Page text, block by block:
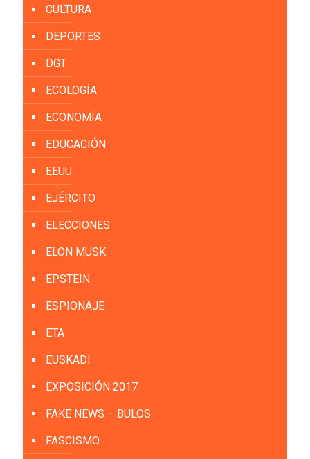
CULTURA
DEPORTES
DGT
ECOLOGÍA
ECONOMÍA
EDUCACIÓN
EEUU
EJÉRCITO
ELECCIONES
ELON MUSK
EPSTEIN
ESPIONAJE
ETA
EUSKADI
EXPOSICIÓN 2017
FAKE NEWS – BULOS
FASCISMO